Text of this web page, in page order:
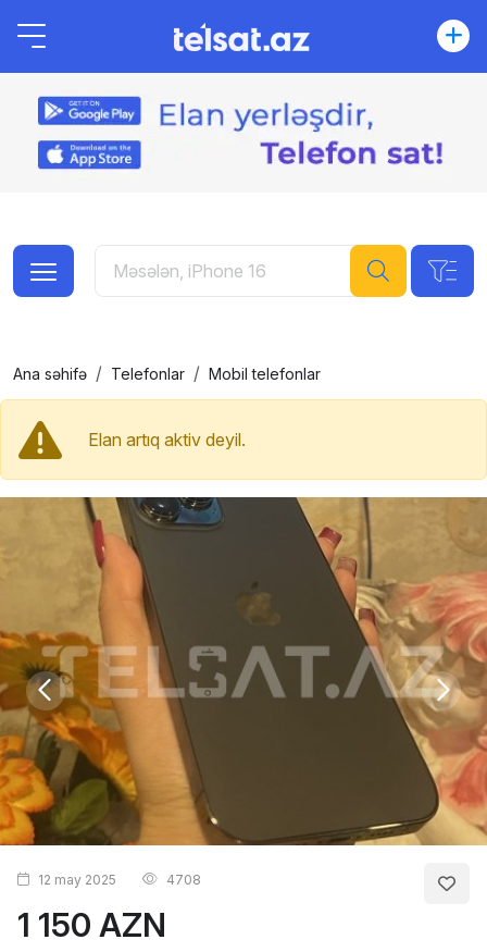
Ana səhifə Telefonlar Mobil telefonlar
Elan artıq aktiv deyil.
1 150 AZN
12 may 2025 4708